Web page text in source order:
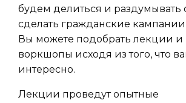
будем делиться и раздумывать
сделать гражданские
Вы можете подобрать лекции и
воркшопы исходя из того, что
интересно.
Лекции проведут опытные